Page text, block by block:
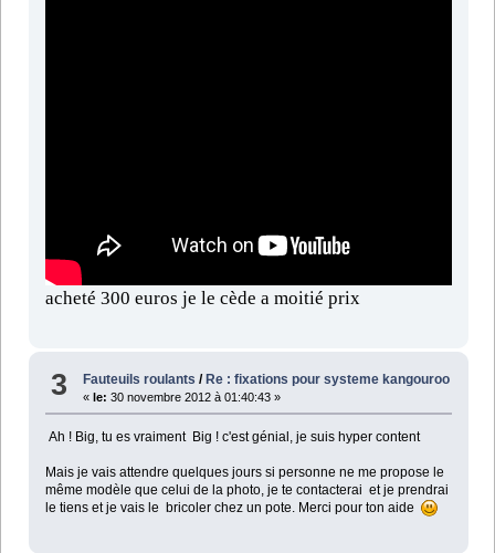
acheté 300 euros je le cède a moitié prix
3 Fauteuils roulants /Re : fixations pour systeme kangouroo
«le: 30 novembre 2012 à 01:40:43 »
Ah ! Big, tu es vraiment Big ! c'est génial, je suis hyper content
Mais je vais attendre quelques jours si personne ne me propose le
même modèle que celui de la photo, je te contacterai et je prendrai
le tiens et je vais le bricoler chez un pote. Merci pour ton aide